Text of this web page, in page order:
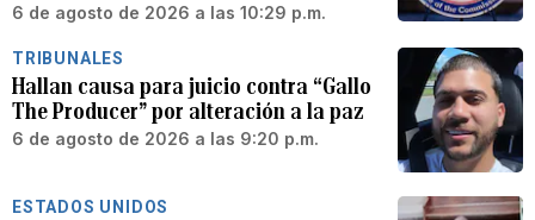
6 de agosto de 2026 a las 10:29 p.m.
TRIBUNALES
Hallan causa para juicio contra “Gallo
The Producer” por alteración a la paz
6 de agosto de 2026 a las 9:20 p.m.
ESTADOS UNIDOS